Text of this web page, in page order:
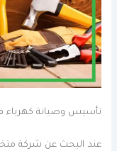
تأسيس وصيانة كهرباء
عند البحث عن شركة